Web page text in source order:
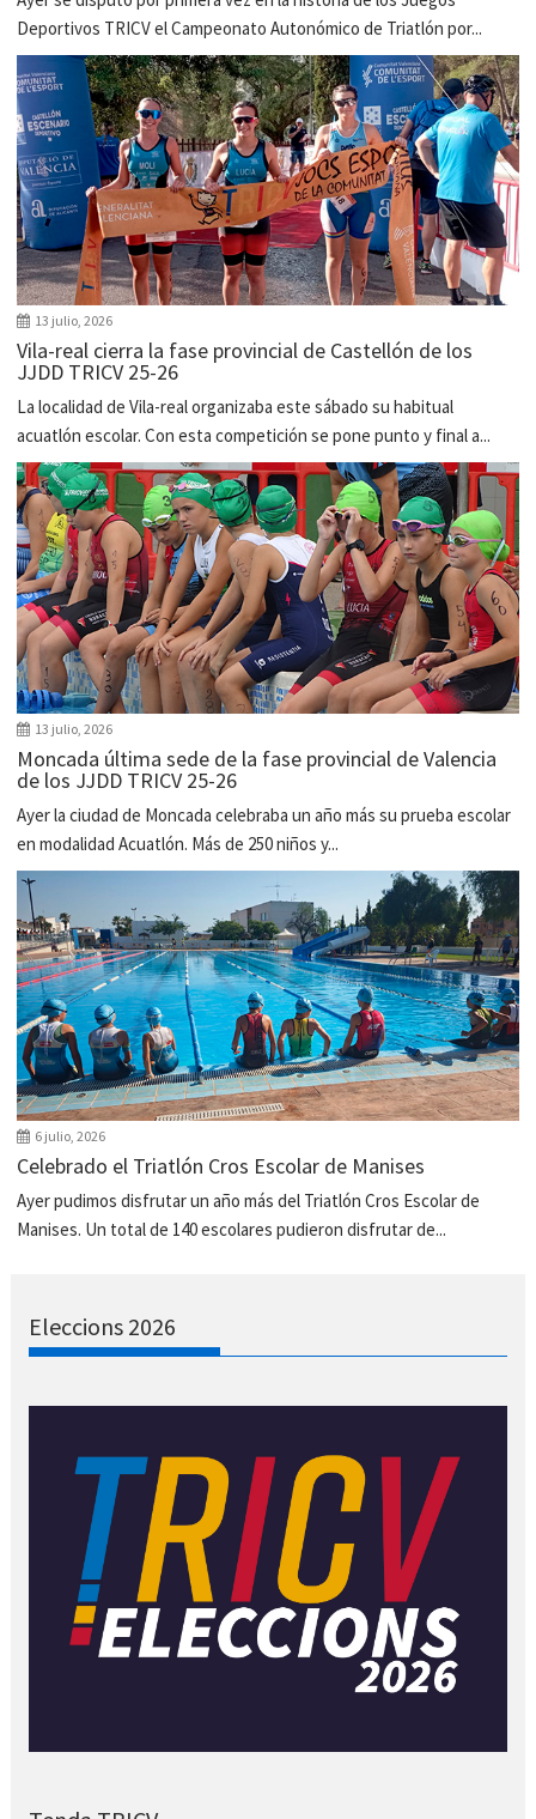
Deportivos TRICV el Campeonato Autonómico de Triatlón por...
13 julio, 2026
Vila-real cierra la fase provincial de Castellón de los
JJDD TRICV 25-26
La localidad de Vila-real organizaba este sábado su habitual
acuatlón escolar. Con esta competición se pone punto y final a...
13 julio, 2026
Moncada última sede de la fase provincial de Valencia
de los JJDD TRICV 25-26
Ayer la ciudad de Moncada celebraba un año más su prueba escolar
en modalidad Acuatlón. Más de 250 niños y...
6 julio, 2026
Celebrado el Triatlón Cros Escolar de Manises
Ayer pudimos disfrutar un año más del Triatlón Cros Escolar de
Manises. Un total de 140 escolares pudieron disfrutar de...
Eleccions 2026